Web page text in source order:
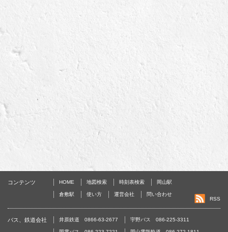
コンテンツ HOME 地図検索 時刻表検索 岡山駅
倉敷駅 使い方 運営会社
問い合わせ
RSS
バス、鉄道会社 井原鉄道 0866-63-2677 宇野バス 086-225-3311